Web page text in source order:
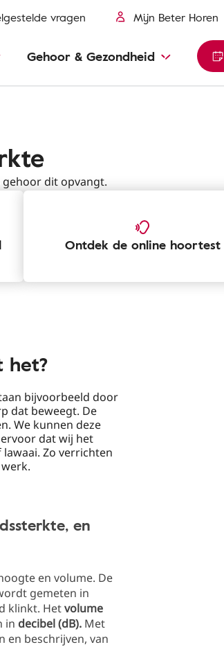
vragen Mijn Beter Horen
Gehoor & Gezondheid
gehoor dit opvangt.
Ontdek de online hoortest
het?
bijvoorbeeld door
dat beweegt. De
We kunnen deze
dat wij het
Zo verrichten
en
en volume. De
gemeten in
klinkt. Hetvolume
in decibel (dB). Met
en beschrijven, van